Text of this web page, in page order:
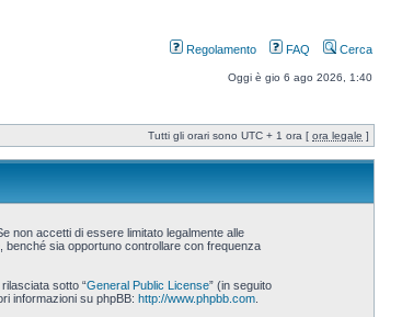
Regolamento FAQ Cerca
Oggi è gio 6 ago 2026, 1:40
Tutti gli orari sono UTC + 1 ora [ ora legale ]
non accetti di essere limitato legalmente alle
benché sia opportuno controllare con frequenza
sotto “General Public License” (in seguito
informazioni su phpBB: http://www.phpbb.com.